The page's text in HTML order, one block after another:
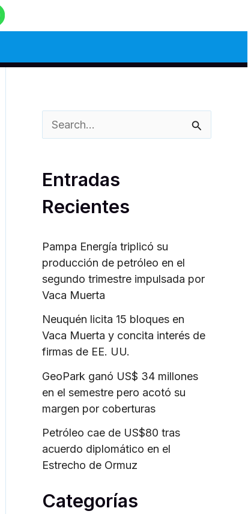
u
c
a
p
o
r
:
Entradas
Recientes
Pampa Energía triplicó su
producción de petróleo en el
segundo trimestre impulsada por
Vaca Muerta
Neuquén licita 15 bloques en
Vaca Muerta y concita interés de
firmas de EE. UU.
GeoPark ganó US$ 34 millones
en el semestre pero acotó su
margen por coberturas
Petróleo cae de US$80 tras
acuerdo diplomático en el
Estrecho de Ormuz
Categorías